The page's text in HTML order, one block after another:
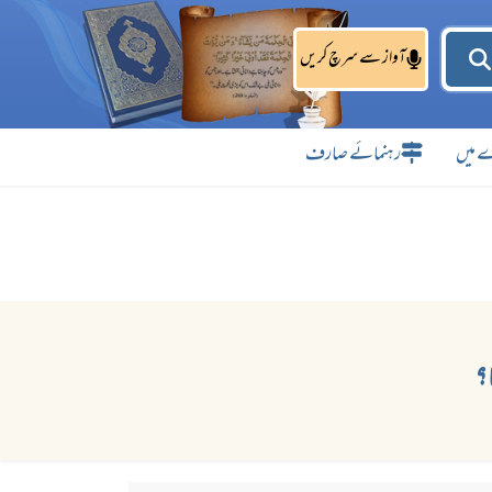
آواز سے سرچ کریں
میں رہنمائے صارف